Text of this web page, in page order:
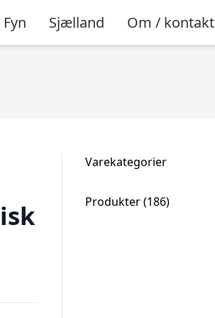
Fyn Sjælland Om / kontakt
Varekategorier
Produkter 186186